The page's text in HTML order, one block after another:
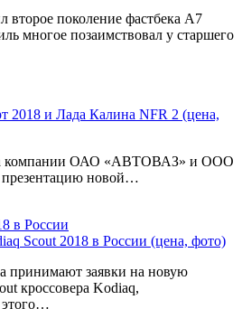
второе поколение фастбека A7
многое позаимствовал у старшего
2018 и Лада Калина NFR 2 (цена,
компании ОАО «АВТОВАЗ» и ООО
новой…
Scout 2018 в России (цена, фото)
принимают заявки на новую
кроссовера Kodiaq,
этого…